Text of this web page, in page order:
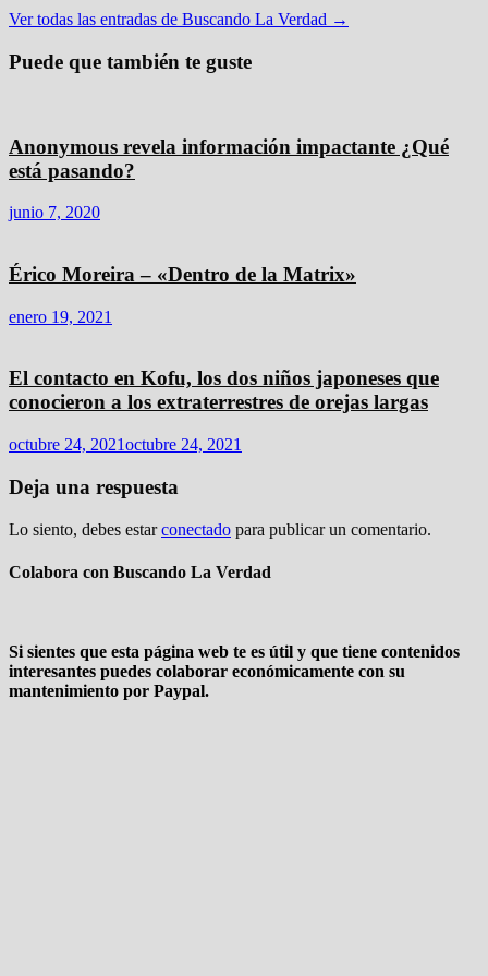
Ver todas las entradas de Buscando La Verdad →
Puede que también te guste
Anonymous revela información impactante ¿Qué
está pasando?
junio 7, 2020
Érico Moreira – «Dentro de la Matrix»
enero 19, 2021
El contacto en Kofu, los dos niños japoneses que
conocieron a los extraterrestres de orejas largas
octubre 24, 2021octubre 24, 2021
Deja una respuesta
Lo siento, debes estarconectado para publicar un comentario.
Colabora con Buscando La Verdad
Si sientes que esta página web te es útil y que tiene contenidos
interesantes puedes colaborar económicamente con su
mantenimiento por Paypal.